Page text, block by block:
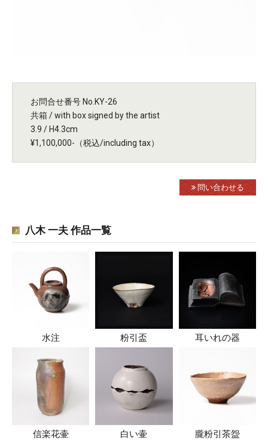
お問合せ番号 No.KY-26
共箱 / with box signed by the artist
3.9 / H4.3cm
¥1,100,000-（税込/including tax）
問い合わせる
八木 一夫 作品一覧
水注 粉引盃 耳いれの器
信楽花壷 白い壷 朧粉引茶盌